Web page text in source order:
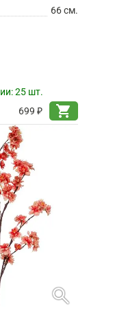
66 см.
25 шт.
699 ₽
shopping_cart
search